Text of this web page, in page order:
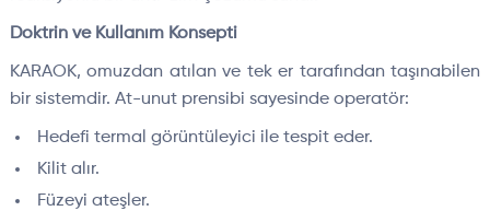
Doktrin ve Kullanım Konsepti
KARAOK, omuzdan atılan ve tek er tarafından taşınabilen
bir sistemdir. At-unut prensibi sayesinde operatör:
Hedefi termal görüntüleyici ile tespit eder.
Kilit alır.
Füzeyi ateşler.